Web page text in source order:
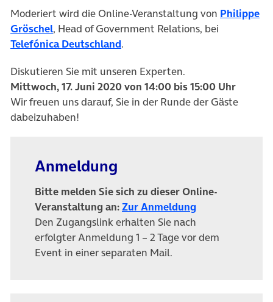
Moderiert wird die Online-Veranstaltung von Philippe
Gröschel(öffnet in neuem Tab)
, Head of Government Relations, bei
Telefónica Deutschland(öffnet in neuem Tab)
.
Diskutieren Sie mit unseren Experten.
Mittwoch, 17. Juni 2020 von 14:00 bis 15:00 Uhr
Wir freuen uns darauf, Sie in der Runde der Gäste
dabeizuhaben!
Anmeldung
Bitte melden Sie sich zu dieser Online-
Veranstaltung an:Zur Anmeldung(öffnet in
Den Zugangslink erhalten Sie nach
erfolgter Anmeldung 1 – 2 Tage vor dem
Event in einer separaten Mail.